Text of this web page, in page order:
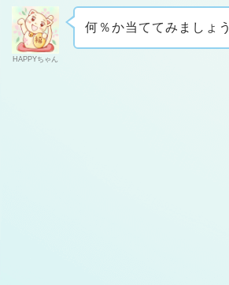
HAPPYちゃん
何％か当ててみましょう